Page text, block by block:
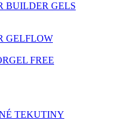
BUILDER GELS
GELFLOW
FREE
TEKUTINY